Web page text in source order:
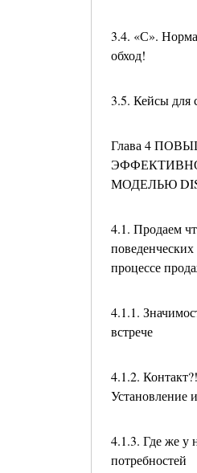
3.4. «С».
обход!
3.5. Кейсы для
Глава 4
МОДЕЛЬЮ
4.1. Продаем
процессе
4.1.1.
встрече
4.1.2.
Установление
4.1.3. Где же у
потребностей